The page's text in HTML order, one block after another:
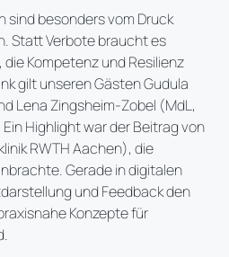
sind besonders vom Druck
Statt Verbote braucht es
die Kompetenz und Resilienz
gilt unseren Gästen Gudula
Lena Zingsheim-Zobel (MdL,
Highlight war der Beitrag von
RWTH Aachen), die
Gerade in digitalen
und Feedback den
Konzepte für